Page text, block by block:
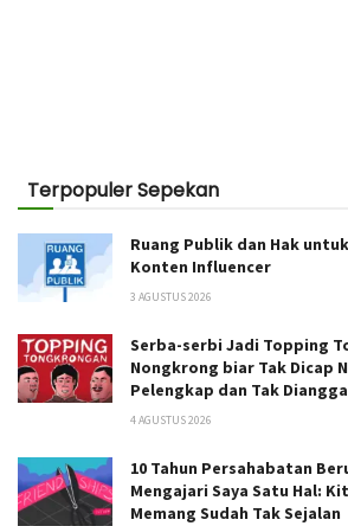
Terpopuler Sepekan
Ruang Publik dan Hak
Konten Influencer
3 AGUSTUS 2026
Serba-serbi Jadi Topping
Nongkrong biar Tak Dicap
Pelengkap dan Tak
4 AGUSTUS 2026
10 Tahun Persahabatan
Mengajari Saya Satu Hal:
Memang Sudah Tak Sejalan